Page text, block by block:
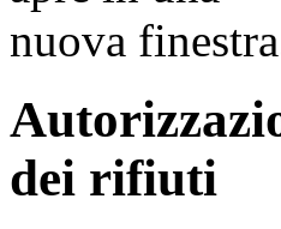
dei rifiuti